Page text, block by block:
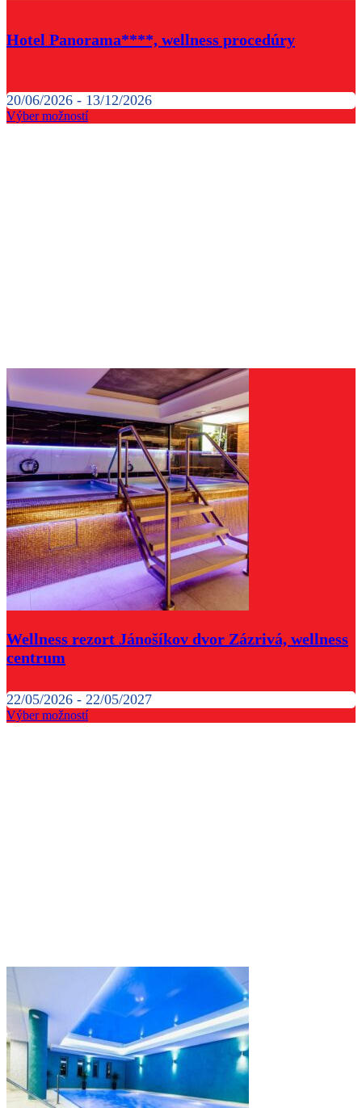
Hotel Panorama****, wellness procedúry
20/06/2026 - 13/12/2026
Výber možností
Wellness rezort Jánošíkov dvor Zázrivá, wellness
centrum
22/05/2026 - 22/05/2027
Výber možností